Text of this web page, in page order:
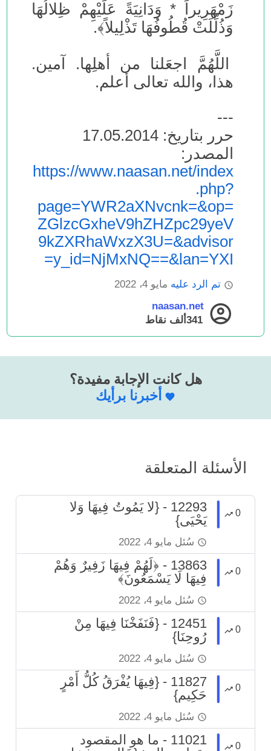
زَمْهَرِيراً * وَدَانِيَةً عَلَيْهِمْ ظِلالُهَا
وَذُلِّلَتْ قُطُوفُهَا تَذْلِيلاً﴾.
اللَّهُمَّ اجعَلنا من أهلِها. آمين.
هذا، والله تعالى أعلم.
---
حرر بتاريخ: 17.05.2014
المصدر:
https://www.naasan.net/index
.php?
page=YWR2aXNvcnk=&op=
ZGlzcGxheV9hZHZpc29yeV
9kZXRhaWxzX3U=&advisor
y_id=NjMxNQ==&lan=YXI=
تم الرد عليه مايو 4، 2022
naasan.net
341ألف
نقاط
هل كانت الإجابة مفيدة؟
أخبرنا برأيك
الأسئلة المتعلقة
0
12293 - {لا يَمُوتُ فِيهَا وَلا
يَحْيَى}
سُئل مايو 4، 2022
0
13863 - ﴿لَهُمْ فِيهَا زَفِيرٌ وَهُمْ
فِيهَا لَا يَسْمَعُونَ﴾
سُئل مايو 4، 2022
0
12451 - {فَنَفَخْنَا فِيهَا مِنْ
رُوحِنَا}
سُئل مايو 4، 2022
0
11827 - {فِيهَا يُفْرَقُ كُلُّ أَمْرٍ
حَكِيم}
سُئل مايو 4، 2022
0
11021 - ما هو المقصود